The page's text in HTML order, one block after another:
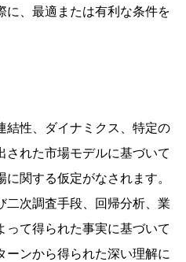
に、最適または有利な条件を
結性、ダイナミクス、特定の
れた市場モデルに基づいて
関する仮定がなされます。
二次調査手段、回帰分析、業
て得られた事実に基づいて
ーンから得られた深い理解に